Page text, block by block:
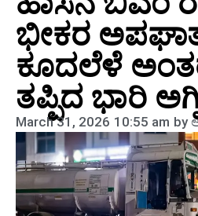
ಭೀಕರ
ಕೂದಲೆಳೆ
ತಪ್ಪಿದ ಭಾರಿ
March 31, 2026 10:55 am by